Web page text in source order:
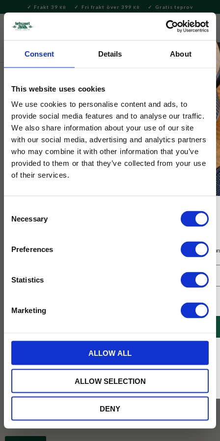
Consent Details About
This website uses cookies
We use cookies to personalise content and ads, to
provide social media features and to analyse our traffic.
We also share information about your use of our site
with our social media, advertising and analytics partners
who may combine it with other information that you’ve
provided to them or that they’ve collected from your use
of their services.
Selection
Necessary
Preferences
Statistics
Marketing
ALLOW ALL
ALLOW SELECTION
DENY
Meny
Frakt 39 KR Fri frakt över 399 KR Gratis teprov
Hem & Inredningsdetaljer
Selected by Tehuset Java
Le Chatelard Olive Feuilles Tvål
Extra skonsam tvål, med riktiga olivträdsblad.
Köp 3 för 120 kr
49KR
Få 10% rabatt på ditt första köp på nätet och ta del av erbjudanden året
* Rabatten gäller endast online på Tehusetjava.se. Rabatten fungerar endast på